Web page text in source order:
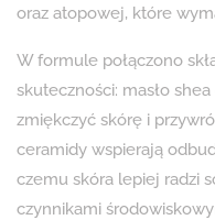
oraz atopowej, które
W formule połączono
skuteczności: masło
zmiękczyć skórę i
ceramidy wspierają
czemu skóra lepiej radzi
czynnikami